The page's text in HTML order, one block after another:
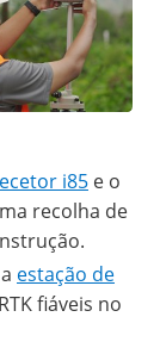
i85 e o
recolha de
estação de
fiáveis no